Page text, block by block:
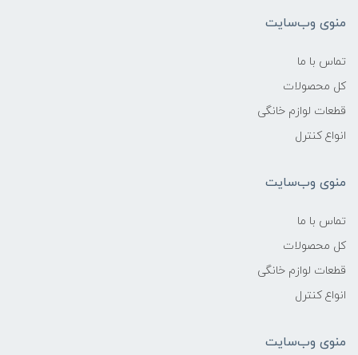
منوی وب‌سایت
تماس با ما
کل محصولات
قطعات لوازم خانگی
انواع کنترل
منوی وب‌سایت
تماس با ما
کل محصولات
قطعات لوازم خانگی
انواع کنترل
منوی وب‌سایت